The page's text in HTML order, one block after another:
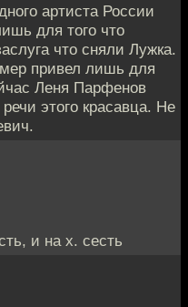
артиста России
для того что
что сняли Лужка.
привел лишь для
Леня Парфенов
этого красавца. Не
и на х. сесть